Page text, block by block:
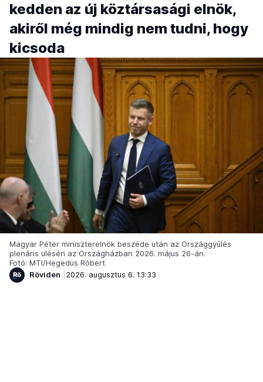
kedden az új köztársasági elnök,
akiről még mindig nem tudni, hogy
kicsoda
Magyar Péter miniszterelnök beszéde után az Országgyűlés
plenáris ülésén az Országházban 2026. május 26-án.
Fotó: MTI/Hegedüs Róbert
Röviden
2026. augusztus 6. 13:33